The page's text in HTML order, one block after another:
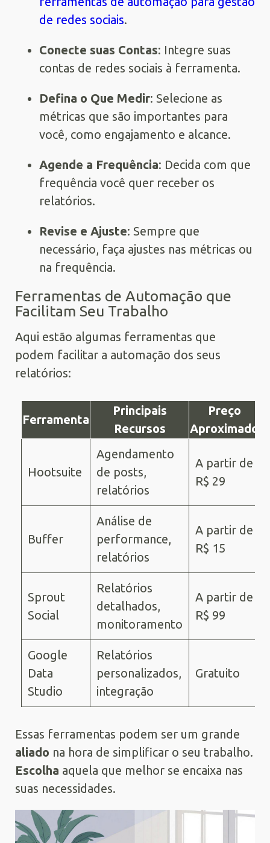
de redes sociais.
Conecte suas Contas: Integre suas
contas de redes sociais à ferramenta.
Defina o Que Medir: Selecione as
métricas que são importantes para
você, como engajamento e alcance.
Agende a Frequência: Decida com que
frequência você quer receber os
relatórios.
Revise e Ajuste: Sempre que
necessário, faça ajustes nas métricas ou
na frequência.
Ferramentas de Automação que
Facilitam Seu Trabalho
Aqui estão algumas ferramentas que
podem facilitar a automação dos seus
relatórios:
Ferramenta
Principais
Recursos
Preço
Aproximado
Hootsuite
Agendamento
de posts,
relatórios
A partir de
R$ 29
Buffer
Análise de
performance,
relatórios
A partir de
R$ 15
Sprout
Social
Relatórios
detalhados,
monitoramento
A partir de
R$ 99
Google
Data
Studio
Relatórios
personalizados,
integração
Gratuito
Essas ferramentas podem ser um grande
aliado na hora de simplificar o seu trabalho.
Escolha aquela que melhor se encaixa nas
suas necessidades.